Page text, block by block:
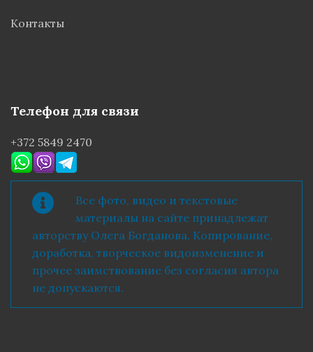
Контакты
Телефон для связи
+372 5849 2470
Все фото, видео и текстовые
материалы на сайте принадлежат
авторству Олега Богданова. Копирование,
доработка, творческое видоизменение и
прочее заимствование без согласия автора
не допускаются.